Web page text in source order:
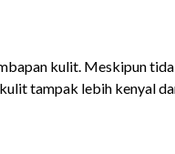
kulit. Meskipun
tampak lebih kenyal